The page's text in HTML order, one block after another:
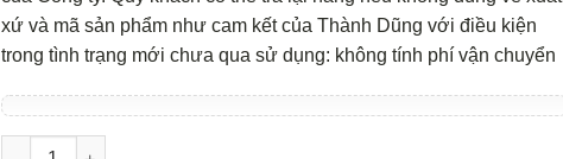
xứ và mã sản phẩm như cam kết của Thành Dũng với điều kiện
trong tình trạng mới chưa qua sử dụng: không tính phí vận chuyển
Ổ NGẬM TRƯỚC PHẢI KIA RIO số lượng